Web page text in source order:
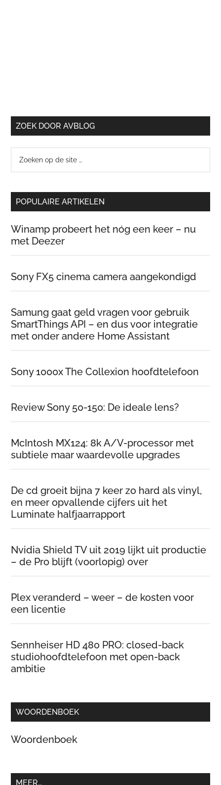
ZOEK DOOR AVBLOG
site
POPULAIRE ARTIKELEN
Winamp probeert het nóg een keer – nu
met Deezer
Sony FX5 cinema camera aangekondigd
Samung gaat geld vragen voor gebruik
SmartThings API – en dus voor integratie
met onder andere Home Assistant
Sony 1000x The Collexion hoofdtelefoon
Review Sony 50-150: De ideale lens?
McIntosh MX124: 8k A/V-processor met
subtiele maar waardevolle upgrades
De cd groeit bijna 7 keer zo hard als vinyl,
en meer opvallende cijfers uit het
Luminate halfjaarrapport
Nvidia Shield TV uit 2019 lijkt uit productie
– de Pro blijft (voorlopig) over
Plex veranderd – weer – de kosten voor
een licentie
Sennheiser HD 480 PRO: closed-back
studiohoofdtelefoon met open-back
ambitie
WOORDENBOEK
Woordenboek
MEER…